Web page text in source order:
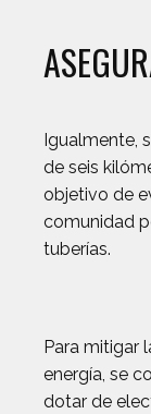
Igualmente,
de seis
objetivo de
comunidad
tuberías.
Para mitigar
energía, se
dotar de